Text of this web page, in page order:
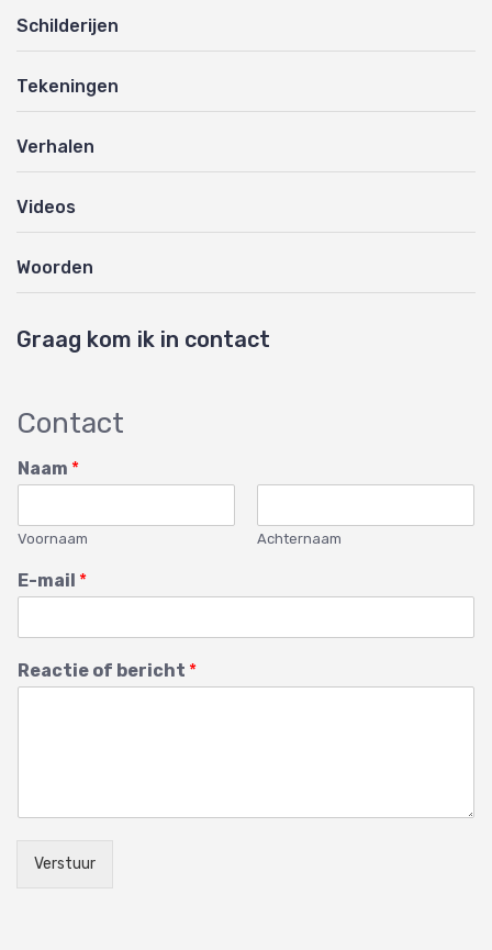
Schilderijen
Tekeningen
Verhalen
Videos
Woorden
Graag kom ik in contact
Contact
Naam *
Voornaam Achternaam
E-mail *
Reactie of bericht *
Verstuur